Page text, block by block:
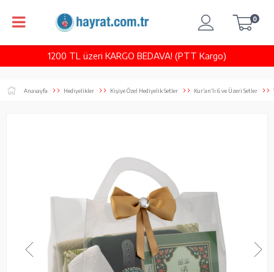
1200 TL üzeri KARGO BEDAVA! (PTT Kargo)
0
Anasayfa Hediyelikler Kişiye Özel Hediyelik Setler Kur’an’lı 6 ve Üzeri Setler